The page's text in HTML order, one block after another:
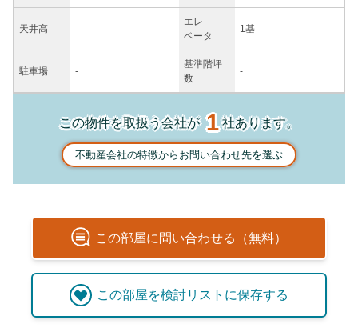
天井高
エレ
ベータ
1基
駐車場 -
基準階坪
数
-
この物件を取扱う会社が1社あります。
不動産会社の特徴からお問い合わせ先を選ぶ
この部屋に問い合わせる（無料）
この部屋を検討リストに保存する